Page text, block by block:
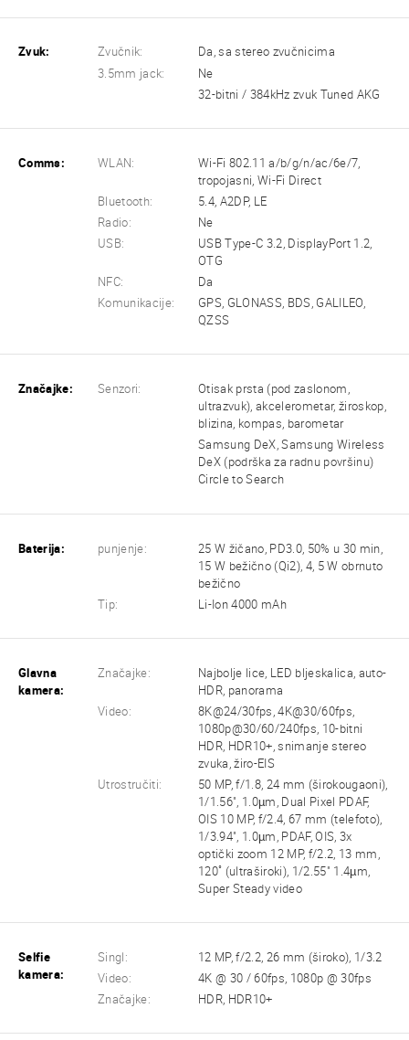
Zvuk: Zvučnik:
Da, sa stereo zvučnicima
3.5mm jack:
Ne
32-bitni / 384kHz zvuk Tuned AKG
Comms: WLAN:
Wi-Fi 802.11 a/b/g/n/ac/6e/7,
tropojasni, Wi-Fi Direct
Bluetooth:
5.4, A2DP, LE
Radio:
Ne
USB:
USB Type-C 3.2, DisplayPort 1.2,
OTG
NFC:
Da
Komunikacije:
GPS, GLONASS, BDS, GALILEO,
QZSS
Značajke: Senzori:
Otisak prsta (pod zaslonom,
ultrazvuk), akcelerometar, žiroskop,
blizina, kompas, barometar
Samsung DeX, Samsung Wireless
DeX (podrška za radnu površinu)
Circle to Search
Baterija: punjenje:
25 W žičano, PD3.0, 50% u 30 min,
15 W bežično (Qi2), 4, 5 W obrnuto
bežično
Tip:
Li-Ion 4000 mAh
Glavna
kamera:
Značajke:
Najbolje lice, LED bljeskalica, auto-
HDR, panorama
Video:
8K@24/30fps, 4K@30/60fps,
1080p@30/60/240fps, 10-bitni
HDR, HDR10+, snimanje stereo
zvuka, žiro-EIS
Utrostručiti:
50 MP, f/1.8, 24 mm (širokougaoni),
1/1.56", 1.0µm, Dual Pixel PDAF,
OIS 10 MP, f/2.4, 67 mm (telefoto),
1/3.94", 1.0µm, PDAF, OIS, 3x
optički zoom 12 MP, f/2.2, 13 mm,
120˚ (ultraširoki), 1/2.55" 1.4µm,
Super Steady video
Selfie
kamera:
Singl:
12 MP, f/2.2, 26 mm (široko), 1/3.2
Video:
4K @ 30 / 60fps, 1080p @ 30fps
Značajke:
HDR, HDR10+